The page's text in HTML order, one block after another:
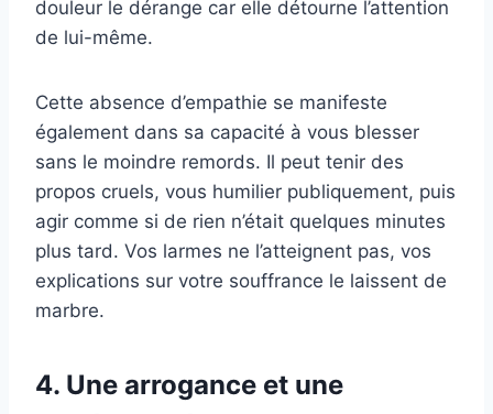
douleur le dérange car elle détourne l’attention
de lui-même.
Cette absence d’empathie se manifeste
également dans sa capacité à vous blesser
sans le moindre remords. Il peut tenir des
propos cruels, vous humilier publiquement, puis
agir comme si de rien n’était quelques minutes
plus tard. Vos larmes ne l’atteignent pas, vos
explications sur votre souffrance le laissent de
marbre.
4. Une arrogance et une